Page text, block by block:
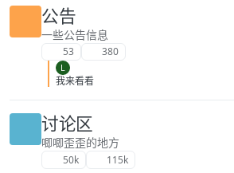
公告
一些公告信息
53 380
L
我来看看
讨论区
唧唧歪歪的地方
50k 115k